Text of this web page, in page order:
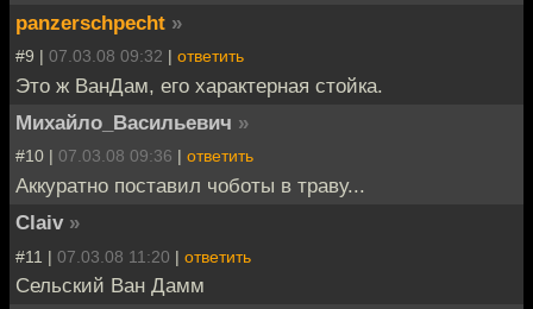
panzerschpecht »
#9 | 07.03.08 09:32 | ответить
Это ж ВанДам, его характерная стойка.
Михайло_Васильевич »
#10 | 07.03.08 09:36 | ответить
Аккуратно поставил чоботы в траву...
Claiv »
#11 | 07.03.08 11:20 | ответить
Сельский Ван Дамм